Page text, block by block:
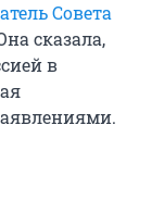
Совета
сказала,
в